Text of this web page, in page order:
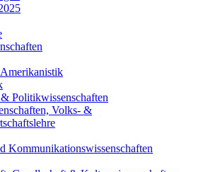
Politikwissenschaften
Volks- &
Kommunikationswissenschaften